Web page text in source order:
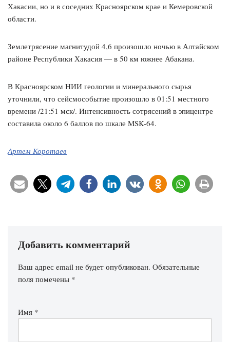
Хакасии, но и в соседних Красноярском крае и Кемеровской
области.
Землетрясение магнитудой 4,6 произошло ночью в Алтайском
районе Республики Хакасия — в 50 км южнее Абакана.
В Красноярском НИИ геологии и минерального сырья
уточнили, что сейсмособытие произошло в 01:51 местного
времени /21:51 мск/. Интенсивность сотрясений в эпицентре
составила около 6 баллов по шкале MSK-64.
Артем Коротаев
Добавить комментарий
Ваш адрес email не будет опубликован. Обязательные
поля помечены *
Имя *